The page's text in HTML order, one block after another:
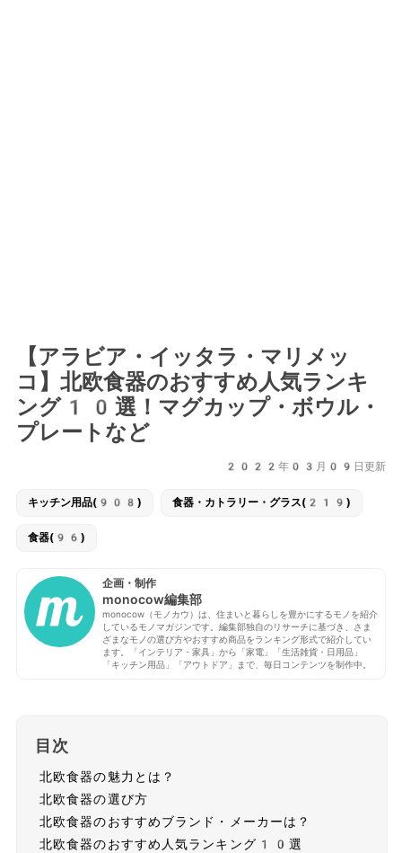
【アラビア・イッタラ・マリメッ
コ】北欧食器のおすすめ人気ランキ
ング10選！マグカップ・ボウル・
プレートなど
2022年03月09日更新
キッチン用品(908) 食器・カトラリー・グラス(219)
食器(96)
企画・制作
monocow編集部
monocow（モノカウ）は、住まいと暮らしを豊かにするモノを紹介
しているモノマガジンです。編集部独自のリサーチに基づき、さま
ざまなモノの選び方やおすすめ商品をランキング形式で紹介してい
ます。「インテリア・家具」から「家電」「生活雑貨・日用品」
「キッチン用品」「アウトドア」まで、毎日コンテンツを制作中。
目次
北欧食器の魅力とは？
北欧食器の選び方
北欧食器のおすすめブランド・メーカーは？
北欧食器のおすすめ人気ランキング10選